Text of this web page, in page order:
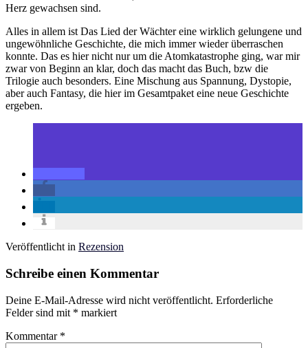
Herz gewachsen sind.
Alles in allem ist Das Lied der Wächter eine wirklich gelungene und
ungewöhnliche Geschichte, die mich immer wieder überraschen
konnte. Das es hier nicht nur um die Atomkatastrophe ging, war mir
zwar von Beginn an klar, doch das macht das Buch, bzw die
Trilogie auch besonders. Eine Mischung aus Spannung, Dystopie,
aber auch Fantasy, die hier im Gesamtpaket eine neue Geschichte
ergeben.
Veröffentlicht in Rezension
Schreibe einen Kommentar
Deine E-Mail-Adresse wird nicht veröffentlicht. Erforderliche
Felder sind mit * markiert
Kommentar *